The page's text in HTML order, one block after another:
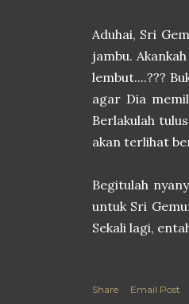
Aduhai, Sri
jambu.
lembut....???
agar Dia
Berlakulah
akan terlihat
Begitulah
untuk Sri
Sekali lagi,
Share
Email Post